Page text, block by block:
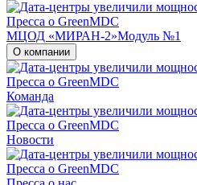
MЦОД «МИРАН-2»Модуль №1
О компании
Команда
Новости